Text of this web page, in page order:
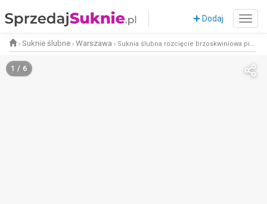
Dodaj
› Suknie ślubne › Warszawa › Suknia ślubna rozcięcie brzoskwiniowa piękna
1 / 6